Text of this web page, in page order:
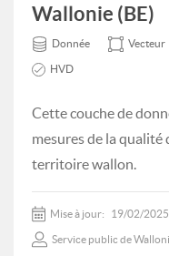
Wallonie (BE)
Donnée Vecteur
HVD
Cette couche de
mesures de la qualité
territoire wallon.
Mise à jour: 19/02/2025
Service public de